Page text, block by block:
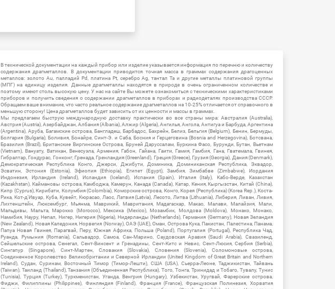
В технической документации на каждый прибор или изделие указывается информация по перечню и количеству
содержания драгметаллов. В документации приводится точная масса в граммах содержания драгоценных
металлов: золото Au, палладий Pd, платина Pt, серебро Ag, тантал Ta и другие металлы платиновой группы
(МПГ) на единицу изделия. Данные драгметаллы находятся в природе в очень ограниченном количестве и
поэтому имеют столь высокую цену. У нас на сайте Вы можете ознакомиться с техническими характеристиками
приборов и получить сведения о содержании драгметаллов в приборах и радиодеталях производства СССР.
Обращаем ваше внимание, что часто реальное содержание драгметаллов на 10-25% отличается от справочного в
меньшую сторону! Цена драгметаллов будет зависить от их ценности и массы в граммах.
Мы предлагаем быструю международную доставку практически во все страны мира: Австралия (Australia),
Австрия (Austria), Азербайджан, Албания (Albania), Алжир (Algeria), Ангилья, Ангола, Антигуа и Барбуда, Аргентина
(Argentina), Аруба, Багамские острова, Бангладеш, Барбадос, Бахрейн, Белиз, Бельгия (Belgium), Бенин, Бермуды,
Болгария (Bulgaria), Боливия, Бонайре, Синт-Э. и Саба, Босния и Герцеговина (Bosnia and Herzegovina), Ботсвана,
Бразилия (Brazil), Британские Виргинские Острова, Бруней Даруссалам, Буркина Фасо, Бурунди, Бутан, Вьетнам
(Vietnam), Вануату, Ватикан, Венесуэла, Армения, Габон, Гайана, Гаити, Гамия, Гамбия, Гана, Гватемала, Гвинея,
Гибралтар, Гондурас, Гонконг, Гренада, Гренландия (Greenland), Греция (Greece), Грузия (Georgia), Дания (Denmark),
Демократическая Республика Конго, Джерси, Джибути, Доминика, Доминиканская Республика, Эквадор,
Эсватин, Эстония (Estonia), Эфиопия (Ethiopia), Египет (Egypt), Замбия, Зимбабве (Zimbabwe), Иордания
Индонезия, Ирландия (Ireland), Исландия (Iceland), Испания (Spain), Италия (Italy), Кабо-Верде, Казахстан
(Kazakhstan), Каймановы острова, Камбоджа, Камерун, Канада (Canada), Катар, Кения, Кыргызстан, Китай (China),
Кипр (Cyprus), Кирибати, Колумбия (Colombia), Коморские острова, Конго, Корея (Республика) (Korea Rep.), Коста-
Рика, Кот-д'Ивуар, Куба, Кувейт, Кюрасао, Лаос, Латвия (Latvia), Лесото, Литва (Lithuania), Либерия, Ливан, Ливия,
Лихтенштейн, Люксембург, Мьянма, Маврикий, Мавритания, Мадагаскар, Макао, Малави, Малайзия, Мали,
Мальдивы, Мальта, Марокко (Morocco), Мексика (Mexico), Мозамбик, Молдова (Moldova), Монако, Монако,
Намибия, Науру, Непал, Нигер, Нигерия (Nigeria), Нидерланды (Netherlands), Германия (Germany), Новая Зеландия
(New Zealand), Новая Каледония, Норвегия (Norway), ОАЭ (UAE), Оман, Острова Кука, Пакистан, Палестина, Панама,
Папуа Новая Гвинея, Парагвай, Перу, Южная Африка, Польша (Poland), Португалия (Portugal), Республика Чад,
Руанда, Румыния (Romania), Сальвадор, Самоа, Сан-Марино, Саудовская Аравия (Saudi Arabia), Свазиленд,
Сейшельские острова, Сенегал, Сент-Винсент и Гренадины, Сент-Китс и Невис, Сент-Люсия, Сербия (Serbia),
Сингапур (Singapore), Синт-Мартен, Словакия (Slovakia), Словения (Slovenia), Соломоновые острова,
Соединенное Королевство Великобритании и Северной Ирландии (United Kingdom of Great Britain and Northern
Ireland), Судан, Суринам, Восточный Тимор (Тимор-Лешти), США (USA), Сьерра-Леоне, Таджикистан, Тайвань
(Taiwan), Таиланд (Thailand), Танзания (Объединенная Республика), Того, Тонга, Тринидад и Тобаго, Тувалу, Тунис
(Tunisia), Турция (Turkey), Туркменистан, Уганда, Венгрия (Hungary), Узбекистан, Уругвай, Фарерские острова,
Фиджи, Филиппины (Philippines), Финляндия (Finland), Франция (France), Французская Полинезия, Хорватия